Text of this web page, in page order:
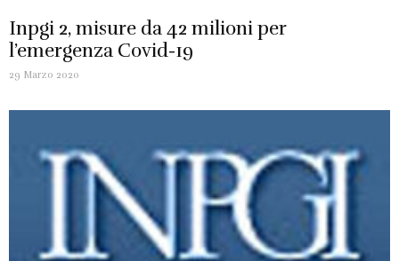
Inpgi 2, misure da 42 milioni per
l’emergenza Covid-19
29 Marzo 2020